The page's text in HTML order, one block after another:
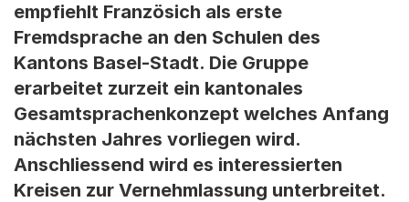
empfiehlt Französich als erste
Fremdsprache an den Schulen des
Kantons Basel-Stadt. Die Gruppe
erarbeitet zurzeit ein kantonales
Gesamtsprachenkonzept welches Anfang
nächsten Jahres vorliegen wird.
Anschliessend wird es interessierten
Kreisen zur Vernehmlassung unterbreitet.